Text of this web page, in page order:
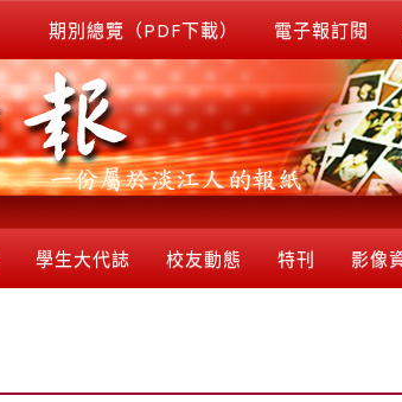
期別總覽（PDF下載） 電子報訂閱
學生大代誌 校友動態 特刊 影像